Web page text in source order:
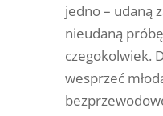
jedno – udaną
nieudaną
czegokolwiek.
wesprzeć